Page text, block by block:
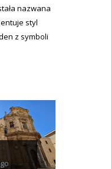
nazwana
styl
z symboli